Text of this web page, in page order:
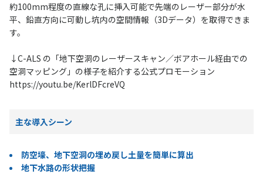
約100mm程度の直線な孔に挿入可能で先端のレーザー部分が水
平、鉛直方向に可動し坑内の空間情報（3Dデータ）を取得できま
す。
↓C-ALS の「地下空洞のレーザースキャン／ボアホール経由での
空洞マッピング」の様子を紹介する公式プロモーション
https://youtu.be/KerlDFcreVQ
主な導入シーン
防空壕、地下空洞の埋め戻し土量を簡単に算出
地下水路の形状把握